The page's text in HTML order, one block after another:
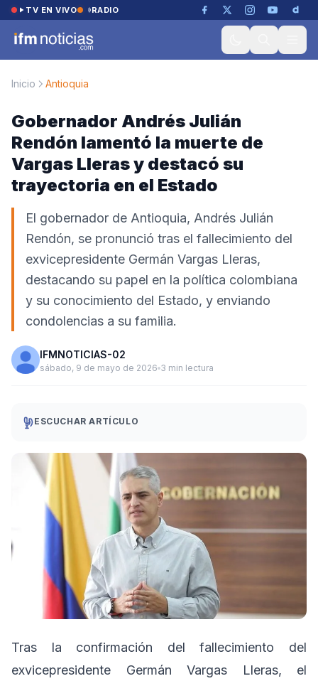
Saltar al contenido
TV EN VIVO RADIO
Inicio Antioquia
Gobernador Andrés Julián
Rendón lamentó la muerte de
Vargas Lleras y destacó su
trayectoria en el Estado
El gobernador de Antioquia, Andrés Julián
Rendón, se pronunció tras el fallecimiento del
exvicepresidente Germán Vargas Lleras,
destacando su papel en la política colombiana
y su conocimiento del Estado, y enviando
condolencias a su familia.
IFMNOTICIAS-02
sábado, 9 de mayo de 2026 3 min lectura
ESCUCHAR ARTÍCULO
Tras la confirmación del fallecimiento del
exvicepresidente Germán Vargas Lleras, el